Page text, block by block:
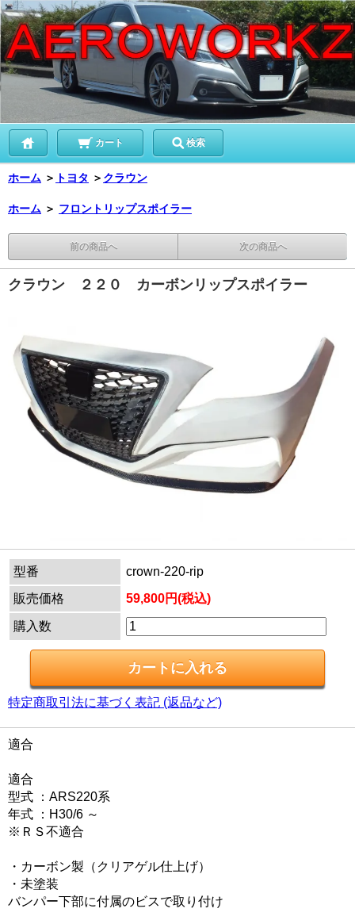
カート 検索
ホーム ＞ トヨタ ＞ クラウン
ホーム ＞ フロントリップスポイラー
前の商品へ 次の商品へ
クラウン ２２０ カーボンリップスポイラー
型番
crown-220-rip
販売価格
59,800円(税込)
購入数
特定商取引法に基づく表記 (返品など)
適合
適合
型式 ：ARS220系
年式 ：H30/6 ～
※ＲＳ不適合
・カーボン製（クリアゲル仕上げ）
・未塗装
バンパー下部に付属のビスで取り付け